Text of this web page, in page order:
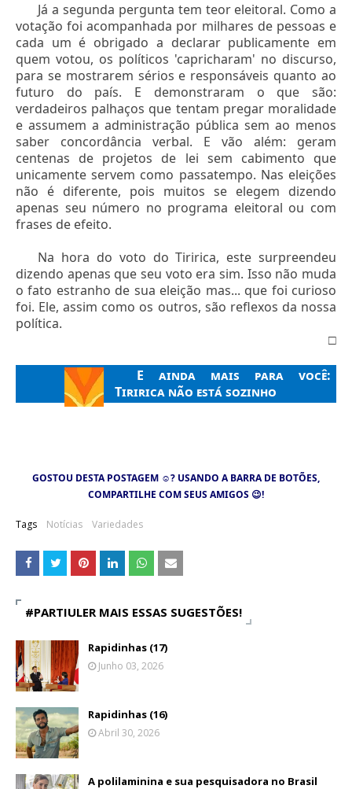
Já a segunda pergunta tem teor eleitoral. Como a
votação foi acompanhada por milhares de pessoas e
cada um é obrigado a declarar publicamente em
quem votou, os políticos 'capricharam' no discurso,
para se mostrarem sérios e responsáveis quanto ao
futuro do país. E demonstraram o que são:
verdadeiros palhaços que tentam pregar moralidade
e assumem a administração pública sem ao menos
saber concordância verbal. E vão além: geram
centenas de projetos de lei sem cabimento que
unicamente servem como passatempo. Nas eleições
não é diferente, pois muitos se elegem dizendo
apenas seu número no programa eleitoral ou com
frases de efeito.
Na hora do voto do Tiririca, este surpreendeu
dizendo apenas que seu voto era sim. Isso não muda
o fato estranho de sua eleição mas... que foi curioso
foi. Ele, assim como os outros, são reflexos da nossa
política.
□
E ainda mais para você:
Tiririca não está sozinho
GOSTOU DESTA POSTAGEM ☺? USANDO A BARRA DE BOTÕES,
COMPARTILHE COM SEUS AMIGOS 😉!
Tags Notícias Variedades
#PARTIULER MAIS ESSAS SUGESTÕES!
Rapidinhas (17)
Junho 03, 2026
Rapidinhas (16)
Abril 30, 2026
A polilaminina e sua pesquisadora no Brasil